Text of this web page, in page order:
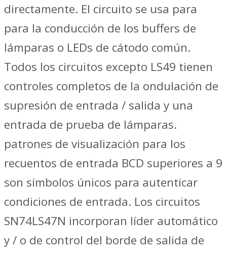
directamente. El circuito se usa para
para la conducción de los buffers de
lámparas o LEDs de cátodo común.
Todos los circuitos excepto LS49 tienen
controles completos de la ondulación de
supresión de entrada / salida y una
entrada de prueba de lámparas.
patrones de visualización para los
recuentos de entrada BCD superiores a 9
son símbolos únicos para autenticar
condiciones de entrada. Los circuitos
SN74LS47N incorporan líder automático
y / o de control del borde de salida de